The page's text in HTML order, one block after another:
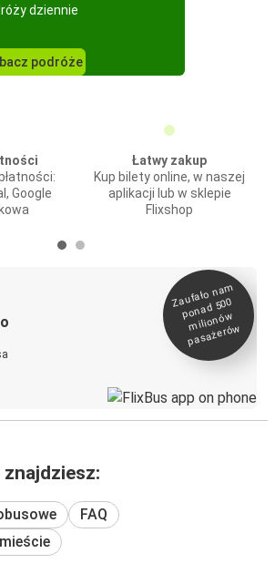
dziennie
podróże
Google
Łatwy zakup
Kup bilety online, w naszej
aplikacji lub w sklepie
Flixshop
Zaufało na
m
ponad 500
milionó
w
pasażeró
w
FAQ